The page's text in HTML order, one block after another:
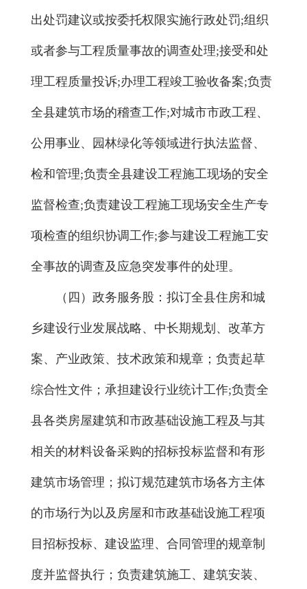
出处罚建议或按委托权限实施行政处罚;组织
或者参与工程质量事故的调查处理;接受和处
理工程质量投诉;办理工程竣工验收备案;负责
全县建筑市场的稽查工作;对城市市政工程、
公用事业、园林绿化等领域进行执法监督、
检和管理;负责全县建设工程施工现场的安全
监督检查;负责建设工程施工现场安全生产专
项检查的组织协调工作;参与建设工程施工安
全事故的调查及应急突发事件的处理。
（四）政务服务股：拟订全县住房和城
乡建设行业发展战略、中长期规划、改革方
案、产业政策、技术政策和规章；负责起草
综合性文件；承担建设行业统计工作;负责全
县各类房屋建筑和市政基础设施工程及与其
相关的材料设备采购的招标投标监督和有形
建筑市场管理；拟订规范建筑市场各方主体
的市场行为以及房屋和市政基础设施工程项
目招标投标、建设监理、合同管理的规章制
度并监督执行；负责建筑施工、建筑安装、